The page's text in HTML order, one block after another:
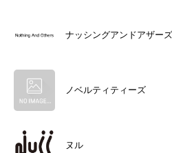
ナッシングアンドアザーズ
ノベルティティーズ
ヌル